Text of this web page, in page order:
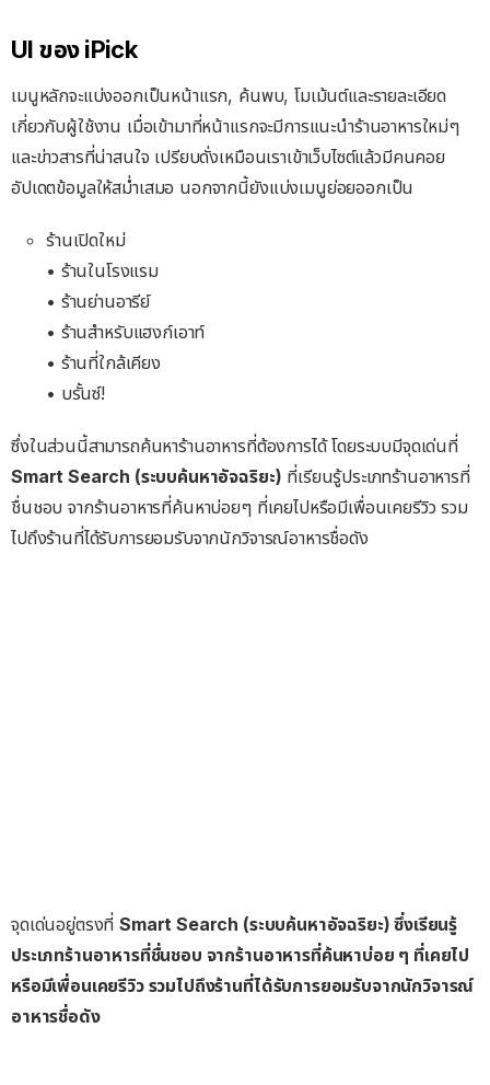
UI ของ iPick
เมนูหลักจะแบ่งออกเป็นหน้าแรก, ค้นพบ, โมเม้นต์และรายละเอียด
เกี่ยวกับผู้ใช้งาน เมื่อเข้ามาที่หน้าแรกจะมีการแนะนำร้านอาหารใหม่ๆ
และข่าวสารที่น่าสนใจ เปรียบดั่งเหมือนเราเข้าเว็บไซต์แล้วมีคนคอย
อัปเดตข้อมูลให้สม่ำเสมอ นอกจากนี้ยังแบ่งเมนูย่อยออกเป็น
ร้านเปิดใหม่
• ร้านในโรงแรม
• ร้านย่านอารีย์
• ร้านสำหรับแฮงก์เอาท์
• ร้านที่ใกล้เคียง
• บรั้นซ์!
ซึ่งในส่วนนี้สามารถค้นหาร้านอาหารที่ต้องการได้ โดยระบบมีจุดเด่นที่
Smart Search (ระบบค้นหาอัจฉริยะ) ที่เรียนรู้ประเภทร้านอาหารที่
ชื่นชอบ จากร้านอาหารที่ค้นหาบ่อยๆ ที่เคยไปหรือมีเพื่อนเคยรีวิว รวม
ไปถึงร้านที่ได้รับการยอมรับจากนักวิจารณ์อาหารชื่อดัง
จุดเด่นอยู่ตรงที่Smart Search (ระบบค้นหาอัจฉริยะ) ซึ่งเรียนรู้
ประเภทร้านอาหารที่ชื่นชอบ จากร้านอาหารที่ค้นหาบ่อย ๆ ที่เคยไป
หรือมีเพื่อนเคยรีวิว รวมไปถึงร้านที่ได้รับการยอมรับจากนักวิจารณ์
อาหารชื่อดัง